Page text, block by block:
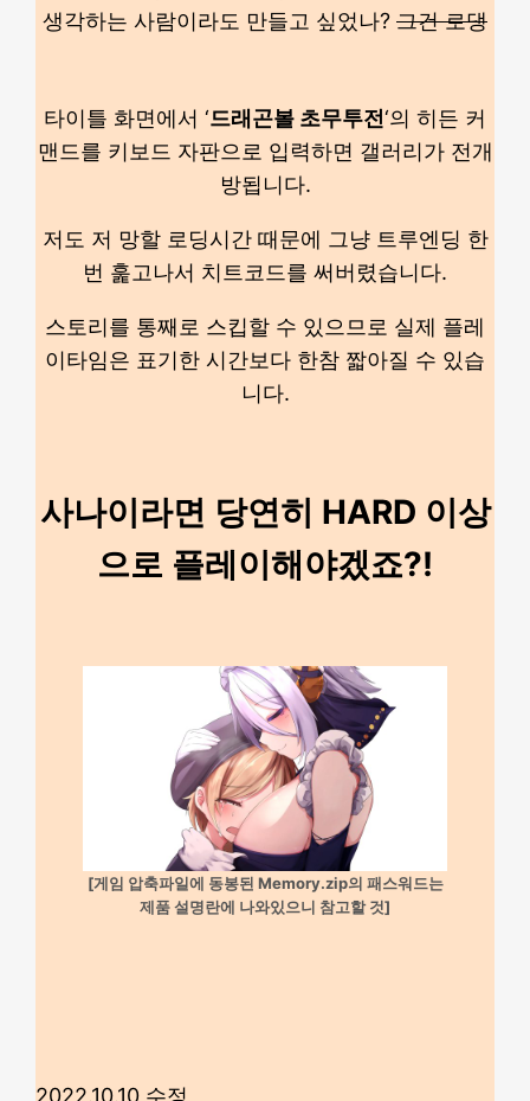
생각하는 사람이라도 만들고 싶었나? 그건 로댕
타이틀 화면에서 ‘드래곤볼 초무투전‘의 히든 커
맨드를 키보드 자판으로 입력하면 갤러리가 전개
방됩니다.
저도 저 망할 로딩시간 때문에 그냥 트루엔딩 한
번 훑고나서 치트코드를 써버렸습니다.
스토리를 통째로 스킵할 수 있으므로 실제 플레
이타임은 표기한 시간보다 한참 짧아질 수 있습
니다.
사나이라면 당연히 HARD 이상
으로 플레이해야겠죠?!
[게임 압축파일에 동봉된 Memory.zip의 패스워드는
제품 설명란에 나와있으니 참고할 것]
2022.10.10 수정